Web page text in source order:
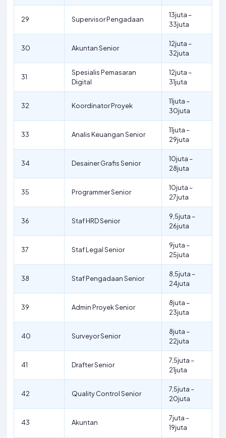
29 Supervisor Pengadaan
13juta –
33juta
30 Akuntan Senior
12juta –
32juta
31
Spesialis Pemasaran
Digital
12juta –
31juta
32 Koordinator Proyek
11juta –
30juta
33 Analis Keuangan Senior
11juta –
29juta
34 Desainer Grafis Senior
10juta –
28juta
35 Programmer Senior
10juta –
27juta
36 Staf HRD Senior
9,5juta –
26juta
37 Staf Legal Senior
9juta –
25juta
38 Staf Pengadaan Senior
8,5juta –
24juta
39 Admin Proyek Senior
8juta –
23juta
40 Surveyor Senior
8juta –
22juta
41 Drafter Senior
7,5juta –
21juta
42 Quality Control Senior
7,5juta –
20juta
43 Akuntan
7juta –
19juta